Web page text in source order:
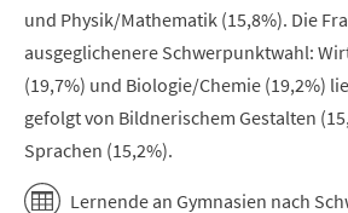
und Physik/Mathematik (15,8%). Die
ausgeglichenere Schwerpunktwahl:
(19,7%) und Biologie/Chemie (19,2%)
gefolgt von Bildnerischem Gestalten
Sprachen (15,2%).
Lernende an Gymnasien nach